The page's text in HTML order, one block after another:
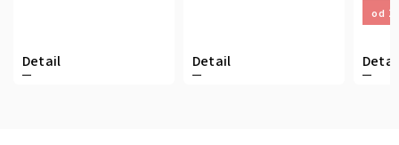
Detail Detail
od